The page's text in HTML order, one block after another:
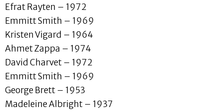
Efrat Rayten – 1972
Emmitt Smith – 1969
Kristen Vigard – 1964
Ahmet Zappa – 1974
David Charvet – 1972
Emmitt Smith – 1969
George Brett – 1953
Madeleine Albright – 1937